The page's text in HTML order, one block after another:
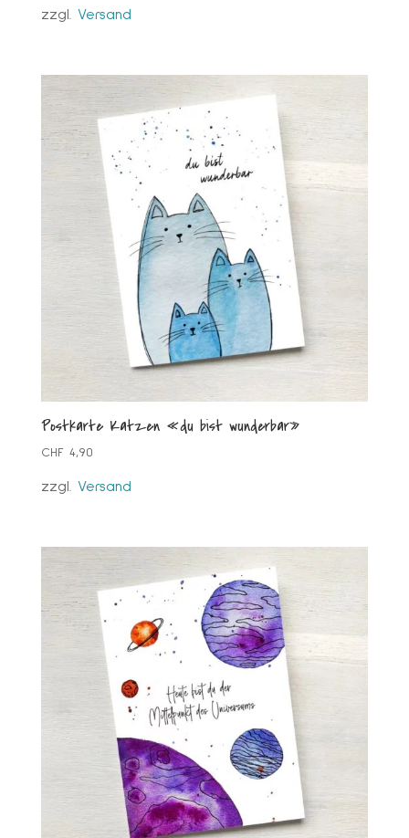
zzgl. Versand
Postkarte Katzen «du bist wunderbar»
CHF 4,90
zzgl. Versand